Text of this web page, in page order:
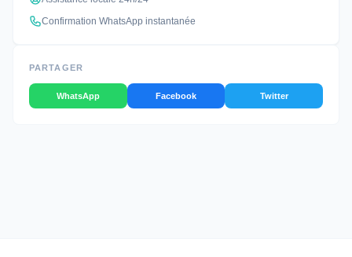
Confirmation WhatsApp instantanée
PARTAGER
WhatsApp Facebook Twitter